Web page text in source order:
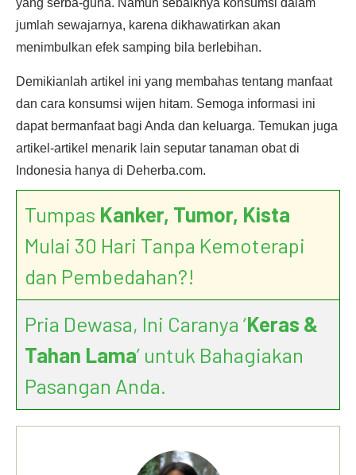
yang serba-guna. Namun sebaiknya konsumsi dalam
jumlah sewajarnya, karena dikhawatirkan akan
menimbulkan efek samping bila berlebihan.
Demikianlah artikel ini yang membahas tentang manfaat
dan cara konsumsi wijen hitam. Semoga informasi ini
dapat bermanfaat bagi Anda dan keluarga. Temukan juga
artikel-artikel menarik lain seputar tanaman obat di
Indonesia hanya di Deherba.com.
Tumpas Kanker, Tumor, Kista
Mulai 30 Hari Tanpa Kemoterapi
dan Pembedahan?!
Pria Dewasa, Ini Caranya ‘Keras &
Tahan Lama’ untuk Bahagiakan
Pasangan Anda.